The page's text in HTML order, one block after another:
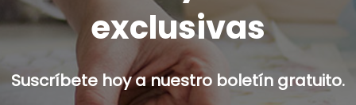
exclusivas
Suscríbete hoy a nuestro boletín gratuito.